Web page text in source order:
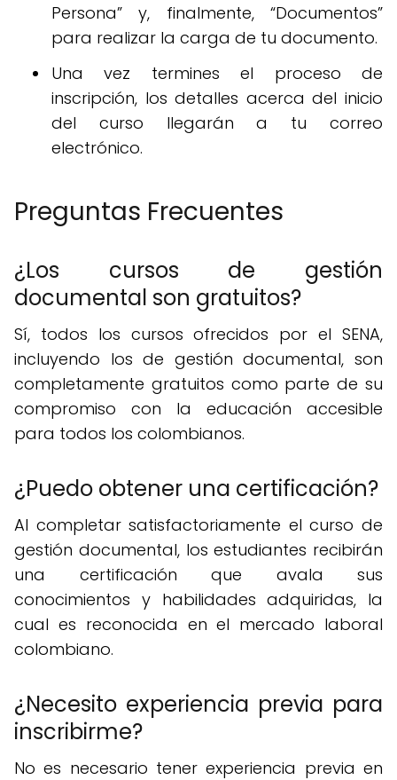
Persona” y, finalmente, “Documentos”
para realizar la carga de tu documento.
Una vez termines el proceso de
inscripción, los detalles acerca del inicio
del curso llegarán a tu correo
electrónico.
Preguntas Frecuentes
¿Los cursos de gestión
documental son gratuitos?
Sí, todos los cursos ofrecidos por el SENA,
incluyendo los de gestión documental, son
completamente gratuitos como parte de su
compromiso con la educación accesible
para todos los colombianos.
¿Puedo obtener una certificación?
Al completar satisfactoriamente el curso de
gestión documental, los estudiantes recibirán
una certificación que avala sus
conocimientos y habilidades adquiridas, la
cual es reconocida en el mercado laboral
colombiano.
¿Necesito experiencia previa para
inscribirme?
No es necesario tener experiencia previa en